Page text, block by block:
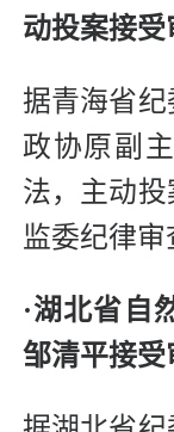
动投案接
据青海省纪
政协原副
法，主动
监委纪律审
·湖北省自
邹清平接受